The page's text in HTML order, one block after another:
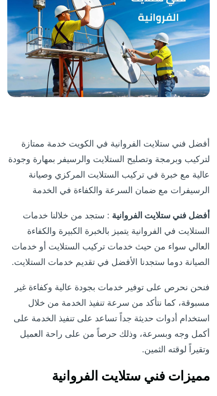
أفضل فني ستلايت الفروانية في الكويت خدمة ممتازة
لتركيب وبرمجة وتصليح الستلايت والرسيفر بمهارة وجودة
عالية مع خبرة في تركيب الستلايت المركزي وصيانة
الرسيفرات مع ضمان السرعة والكفاءة في الخدمة
أفضل فني ستلايت الفروانية : ستجد من خلالنا خدمات
الستلايت في الفروانية يتميز بالخبرة الكبيرة والكفاءة
العالي سواء من حيث خدمات تركيب الستلايت أو خدمات
الصيانة دوما ستجدنا الأفضل في تقديم خدمات الستلايت.
فنحن نحرص على توفير خدمات بجودة عالية وكفاءة غير
مسبوقة، كما نتأكد من سرعة تنفيذ الخدمة من خلال
استخدام أدوات حديثة جداً تساعد على تنفيذ الخدمة على
أكمل وجه وبسرعة، وذلك حرصاً من على راحة العميل
وتقيراً لوقته الثمين.
مميزات فني ستلايت الفروانية